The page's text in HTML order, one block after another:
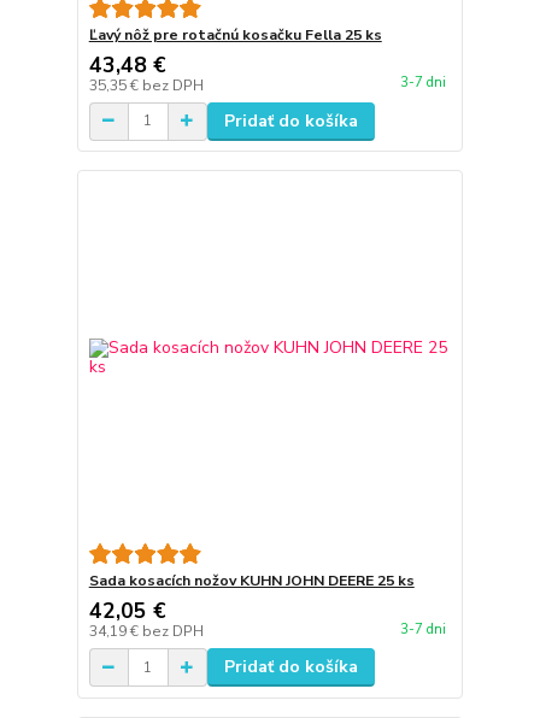
Ľavý nôž pre rotačnú kosačku Fella 25 ks
43,48 €
35,35 € bez DPH 3-7 dni
Pridať do košíka
Sada kosacích nožov KUHN JOHN DEERE 25 ks
42,05 €
34,19 € bez DPH 3-7 dni
Pridať do košíka